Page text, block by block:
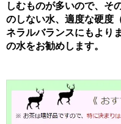
しむものが多いので、そ
のしない水、適度な硬度
ネラルバランスにもより
の水をお勧めします。